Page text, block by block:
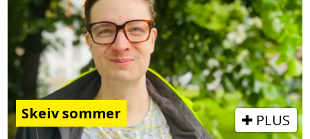
Skeiv sommer PLUS